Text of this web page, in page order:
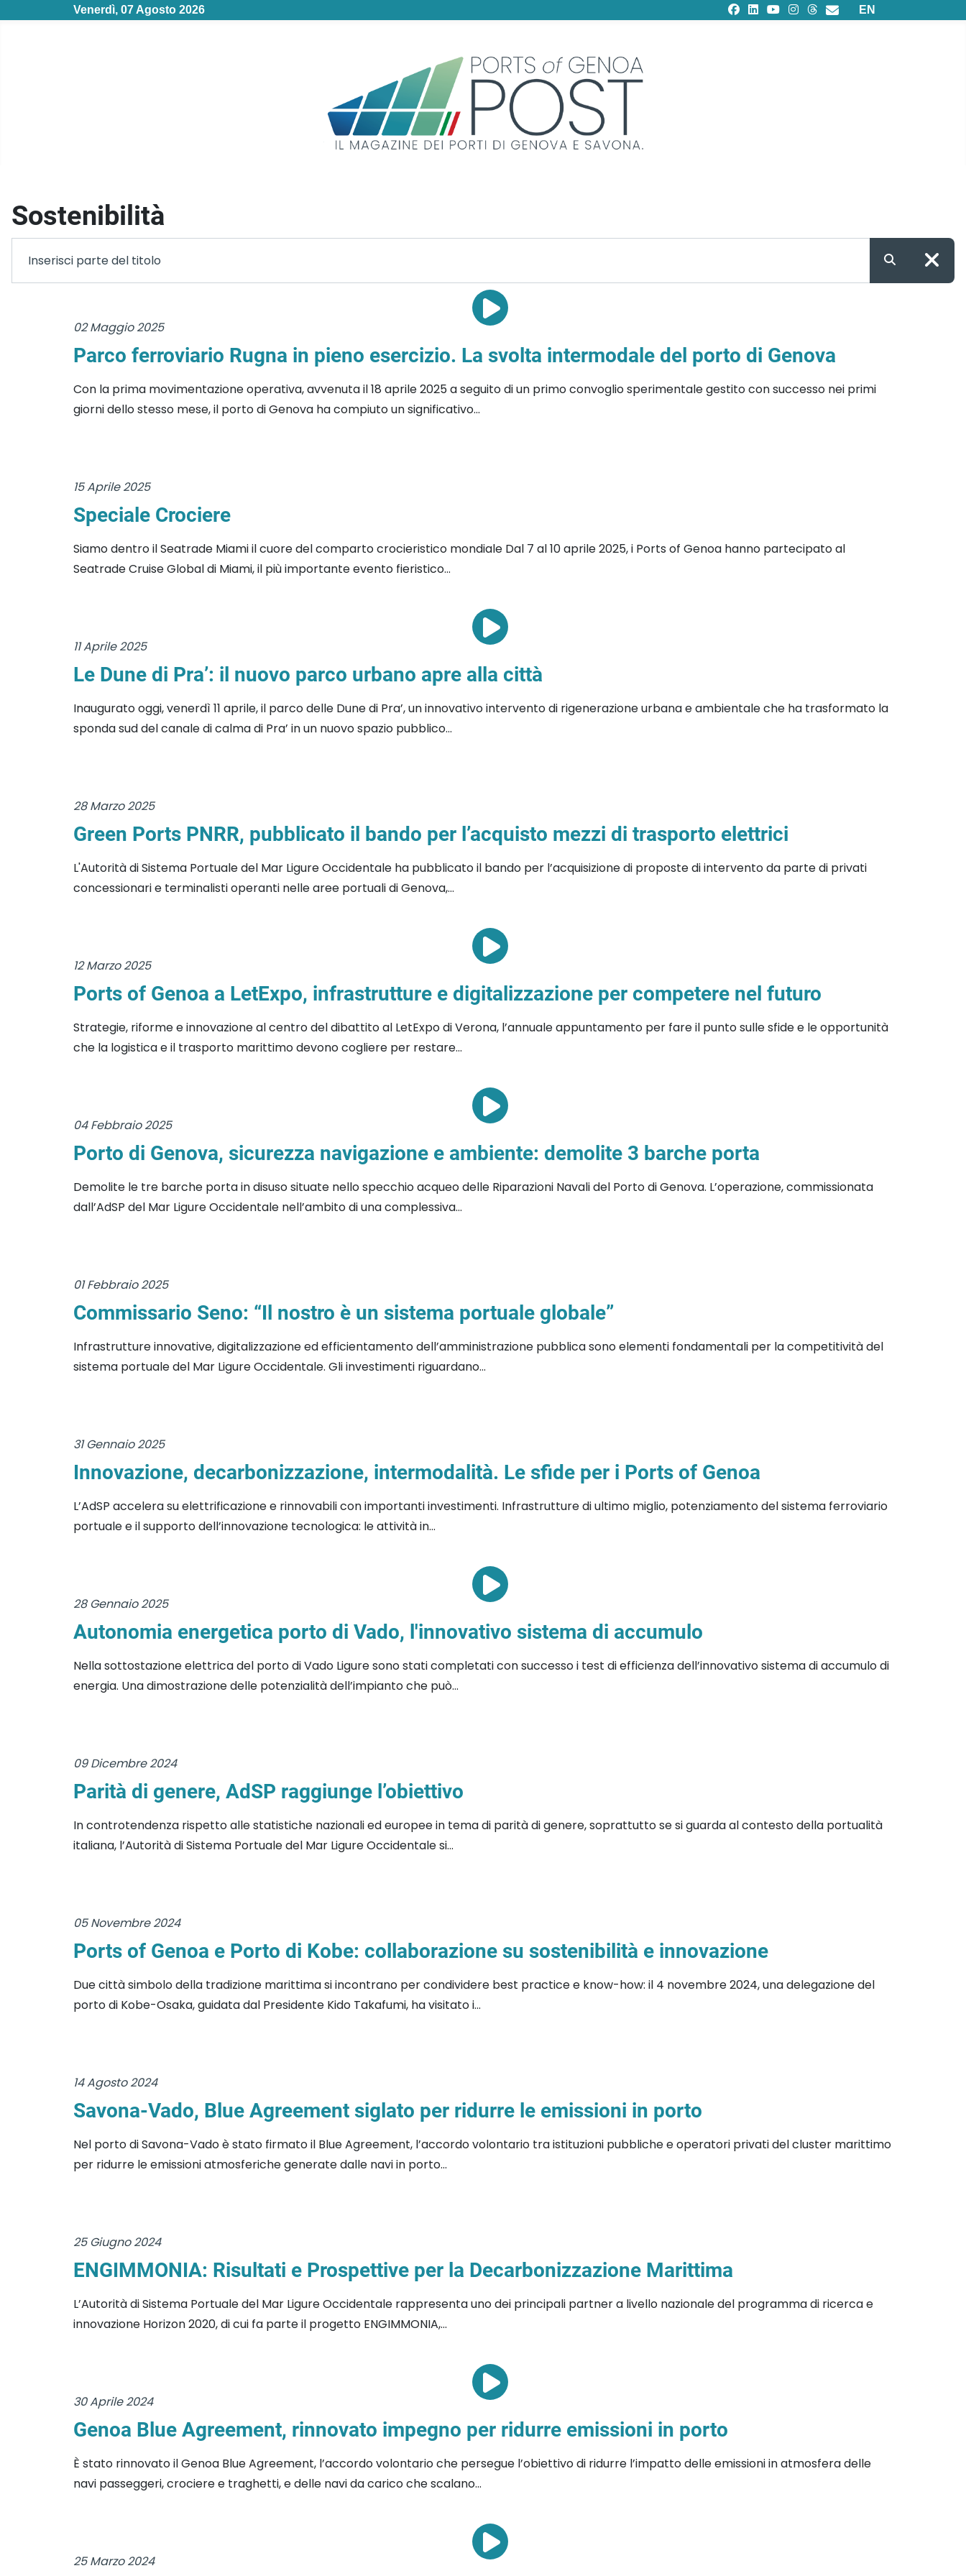
Venerdì, 07 Agosto 2026 Seleziona la tua
EN
Sostenibilità
02 Maggio 2025
Parco ferroviario Rugna in pieno esercizio. La svolta intermodale del porto di Genova
Con la prima movimentazione operativa, avvenuta il 18 aprile 2025 a seguito di un primo convoglio sperimentale gestito con successo nei primi
giorni dello stesso mese, il porto di Genova ha compiuto un significativo...
15 Aprile 2025
Speciale Crociere
Siamo dentro il Seatrade Miami il cuore del comparto crocieristico mondiale Dal 7 al 10 aprile 2025, i Ports of Genoa hanno partecipato al
Seatrade Cruise Global di Miami, il più importante evento fieristico...
11 Aprile 2025
Le Dune di Pra’: il nuovo parco urbano apre alla città
Inaugurato oggi, venerdì 11 aprile, il parco delle Dune di Pra’, un innovativo intervento di rigenerazione urbana e ambientale che ha trasformato la
sponda sud del canale di calma di Pra’ in un nuovo spazio pubblico...
28 Marzo 2025
Green Ports PNRR, pubblicato il bando per l’acquisto mezzi di trasporto elettrici
L'Autorità di Sistema Portuale del Mar Ligure Occidentale ha pubblicato il bando per l’acquisizione di proposte di intervento da parte di privati
concessionari e terminalisti operanti nelle aree portuali di Genova,...
12 Marzo 2025
Ports of Genoa a LetExpo, infrastrutture e digitalizzazione per competere nel futuro
Strategie, riforme e innovazione al centro del dibattito al LetExpo di Verona, l’annuale appuntamento per fare il punto sulle sfide e le opportunità
che la logistica e il trasporto marittimo devono cogliere per restare...
04 Febbraio 2025
Porto di Genova, sicurezza navigazione e ambiente: demolite 3 barche porta
Demolite le tre barche porta in disuso situate nello specchio acqueo delle Riparazioni Navali del Porto di Genova. L’operazione, commissionata
dall’AdSP del Mar Ligure Occidentale nell’ambito di una complessiva...
01 Febbraio 2025
Commissario Seno: “Il nostro è un sistema portuale globale”
Infrastrutture innovative, digitalizzazione ed efficientamento dell’amministrazione pubblica sono elementi fondamentali per la competitività del
sistema portuale del Mar Ligure Occidentale. Gli investimenti riguardano...
31 Gennaio 2025
Innovazione, decarbonizzazione, intermodalità. Le sfide per i Ports of Genoa
L’AdSP accelera su elettrificazione e rinnovabili con importanti investimenti. Infrastrutture di ultimo miglio, potenziamento del sistema ferroviario
portuale e il supporto dell’innovazione tecnologica: le attività in...
28 Gennaio 2025
Autonomia energetica porto di Vado, l'innovativo sistema di accumulo
Nella sottostazione elettrica del porto di Vado Ligure sono stati completati con successo i test di efficienza dell’innovativo sistema di accumulo di
energia. Una dimostrazione delle potenzialità dell’impianto che può...
09 Dicembre 2024
Parità di genere, AdSP raggiunge l’obiettivo
In controtendenza rispetto alle statistiche nazionali ed europee in tema di parità di genere, soprattutto se si guarda al contesto della portualità
italiana, l’Autorità di Sistema Portuale del Mar Ligure Occidentale si...
05 Novembre 2024
Ports of Genoa e Porto di Kobe: collaborazione su sostenibilità e innovazione
Due città simbolo della tradizione marittima si incontrano per condividere best practice e know-how: il 4 novembre 2024, una delegazione del
porto di Kobe-Osaka, guidata dal Presidente Kido Takafumi, ha visitato i...
14 Agosto 2024
Savona-Vado, Blue Agreement siglato per ridurre le emissioni in porto
Nel porto di Savona-Vado è stato firmato il Blue Agreement, l’accordo volontario tra istituzioni pubbliche e operatori privati del cluster marittimo
per ridurre le emissioni atmosferiche generate dalle navi in porto...
25 Giugno 2024
ENGIMMONIA: Risultati e Prospettive per la Decarbonizzazione Marittima
L’Autorità di Sistema Portuale del Mar Ligure Occidentale rappresenta uno dei principali partner a livello nazionale del programma di ricerca e
innovazione Horizon 2020, di cui fa parte il progetto ENGIMMONIA,...
30 Aprile 2024
Genoa Blue Agreement, rinnovato impegno per ridurre emissioni in porto
È stato rinnovato il Genoa Blue Agreement, l’accordo volontario che persegue l’obiettivo di ridurre l’impatto delle emissioni in atmosfera delle
navi passeggeri, crociere e traghetti, e delle navi da carico che scalano...
25 Marzo 2024